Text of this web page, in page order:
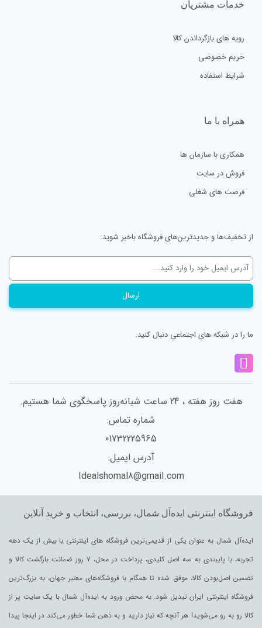
خدمات مشتریان
رویه های بازگرداندن کالا
حریم خصوصی
شرایط استفاده
همراه با ما
همکاری با سازمان ها
فروش در سایت
فرصت های شغلی
از تخفیف‌ها و جدیدترین‌های فروشگاه باخبر شوید:
ما را در شبکه های اجتماعی دنبال کنید.
هفت روز هفته ، 24 ساعت شبانه‌روز پاسخگوی شما هستیم.
شماره تماس:
01732225965
آدرس ایمیل:
Idealshomal8@gmail.com
فروشگاه اینترنتی ایده‌آل شمال، بررسی، انتخاب و خرید آنلاین
ایده‌آل شمال به عنوان یکی از قدیمی‌ترین فروشگاه های اینترنتی با بیش از یک دهه
تجربه، با پایبندی به سه اصل کلیدی، پرداخت در محل، ۷ روز ضمانت بازگشت کالا و
تضمین اصل‌بودن کالا، موفق شده تا همگام با فروشگاه‌های معتبر جهان، به بزرگ‌ترین
فروشگاه اینترنتی ایران تبدیل شود. به محض ورود به ایده‌آل شمال با یک سایت پر از
کالا رو به رو می‌شوید! هر آنچه که نیاز دارید و به ذهن شما خطور می‌کند در اینجا پیدا